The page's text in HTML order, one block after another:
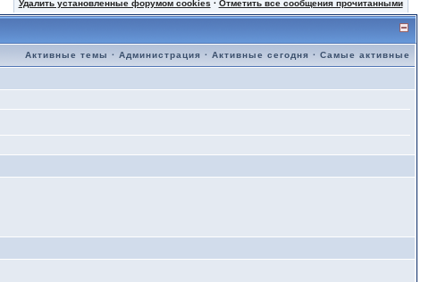
Удалить установленные форумом cookies · Отметить все сообщения прочитанными
Активные темы ·Администрация ·Активные сегодня ·Самые активные